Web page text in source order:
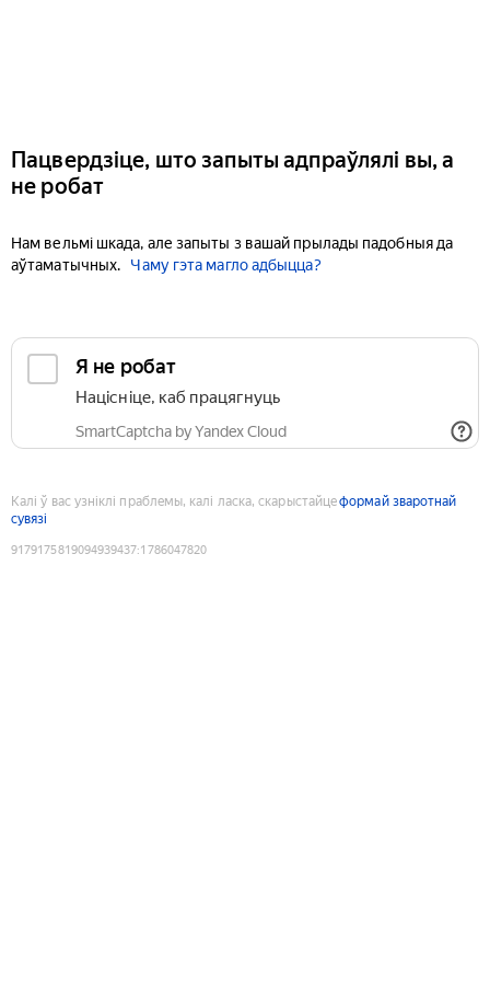
Пацвердзіце, што запыты адпраўлялі вы, а
не робат
Нам вельмі шкада, але запыты з вашай прылады падобныя да
аўтаматычных.
Чаму гэта магло адбыцца?
Я не робат
Націсніце, каб працягнуць
SmartCaptcha by Yandex Cloud
Калі ў вас узніклі праблемы, калі ласка, скарыстайцеформай зваротнай
сувязі
9179175819094939437:1786047820